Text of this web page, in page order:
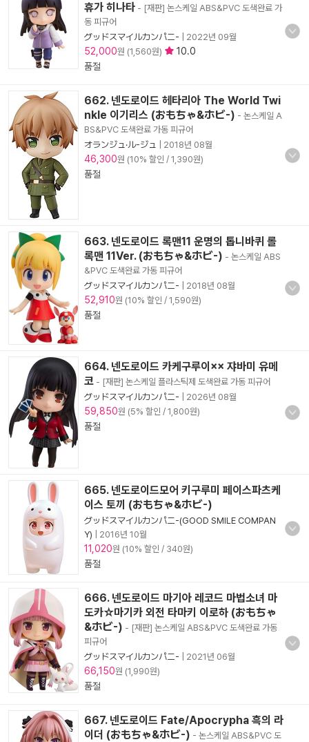
휴가 히나타 - [재판] 논스케일 ABS&PVC 도색완료 가
동 피규어
グッドスマイルカンパニ-
2022년 09월
52,000원 (1,560원)
10.0
품절
662. 넨도로이드 헤타리아 The World Twi
nkle 이기리스 (おもちゃ&ホビ-) - 논스케일 A
BS&PVC 도색완료 가동 피규어
オランジュ·ル-ジュ
2018년 08월
46,300원 (10% 할인 / 1,390원)
품절
663. 넨도로이드 록맨11 운명의 톱니바퀴 롤
록맨 11Ver. (おもちゃ&ホビ-) - 논스케일 ABS
&PVC 도색완료 가동 피규어
グッドスマイルカンパニ-
2018년 08월
52,910원 (10% 할인 / 1,590원)
품절
664. 넨도로이드 카케구루이×× 쟈바미 유메
코 - [재판] 논스케일 플라스틱제 도색완료 가동 피규어
グッドスマイルカンパニ-
2026년 08월
59,850원 (5% 할인 / 1,800원)
품절
665. 넨도로이드모어 키구루미 페이스파츠케
이스 토끼 (おもちゃ&ホビ-)
グッドスマイルカンパニ-(GOOD SMILE COMPAN
Y)
2016년 10월
11,020원 (10% 할인 / 340원)
품절
666. 넨도로이드 마기아 레코드 마법소녀 마
도카☆마기카 외전 타마키 이로하 (おもちゃ
&ホビ-) - [재판] 논스케일 ABS&PVC 도색완료 가동
피규어
グッドスマイルカンパニ-
2021년 06월
66,150원 (1,990원)
품절
667. 넨도로이드 Fate/Apocrypha 흑의 라
이더 (おもちゃ&ホビ-) - 논스케일 ABS&PVC 도